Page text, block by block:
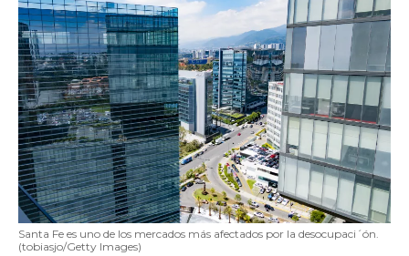
Santa Fe es uno de los mercados más afectados por la desocupaci´ón.
(tobiasjo/Getty Images)